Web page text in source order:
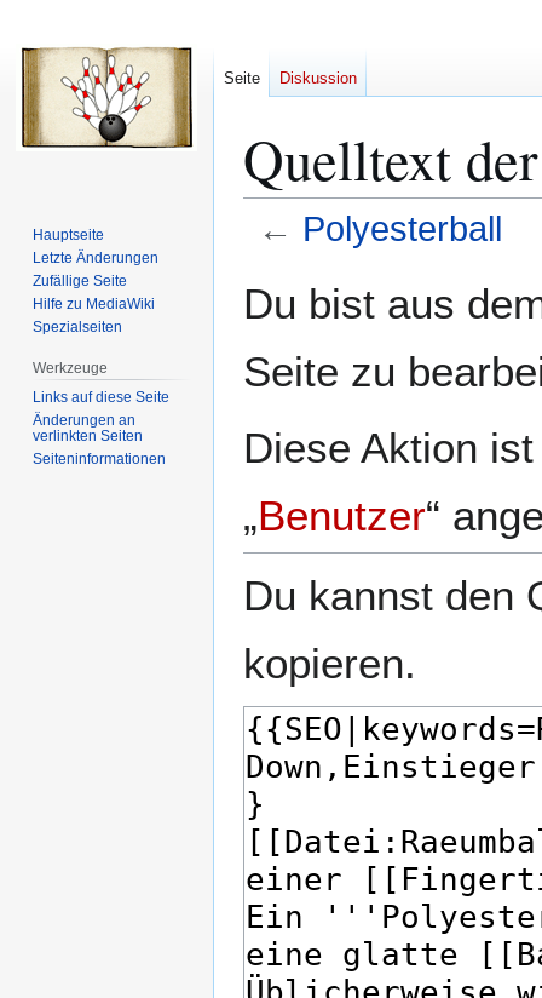
Quelltext
← Polyesterball
Navigation
Suche
Du bist aus
Seite zu
Diese Aktion
„Benutzer“
Du kannst den
kopieren.
Seite Diskussion
Hauptseite
Letzte Änderungen
Zufällige Seite
Hilfe zu MediaWiki
Spezialseiten
Werkzeuge
Links auf diese Seite
Änderungen an
verlinkten Seiten
Seiten­­informationen